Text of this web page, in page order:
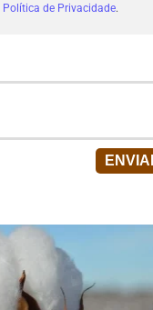
Política de Privacidade.